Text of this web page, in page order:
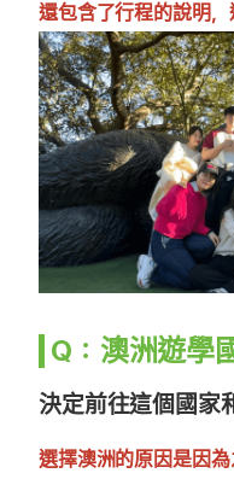
還包含了行程的說明，
Q：澳洲遊學
決定前往這個國家
選擇澳洲的原因是因